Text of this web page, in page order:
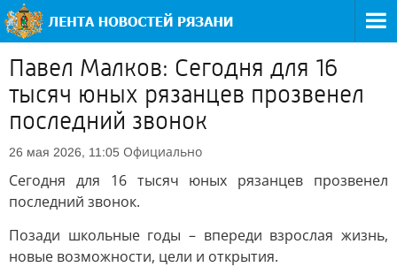
Павел Малков: Сегодня для 16
тысяч юных рязанцев прозвенел
последний звонок
26 мая 2026, 11:05 Официально
Сегодня для 16 тысяч юных рязанцев прозвенел
последний звонок.
Позади школьные годы – впереди взрослая жизнь,
новые возможности, цели и открытия.